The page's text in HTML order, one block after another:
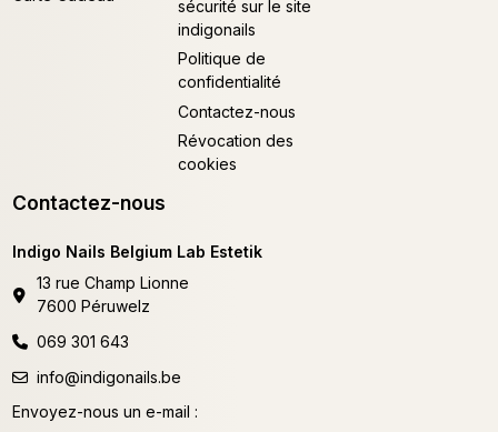
sécurité sur le site
indigonails
Politique de
confidentialité
Contactez-nous
Révocation des
cookies
Contactez-nous
Indigo Nails Belgium Lab Estetik
13 rue Champ Lionne
7600 Péruwelz
069 301 643
info@indigonails.be
Envoyez-nous un e-mail :